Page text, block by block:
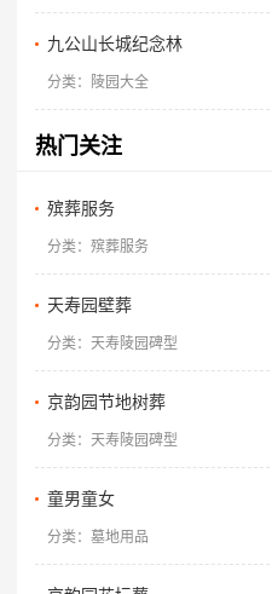
九公山长城纪念林
分类：陵园大全
热门关注
殡葬服务
分类：殡葬服务
天寿园壁葬
分类：天寿陵园碑型
京韵园节地树葬
分类：天寿陵园碑型
童男童女
分类：墓地用品